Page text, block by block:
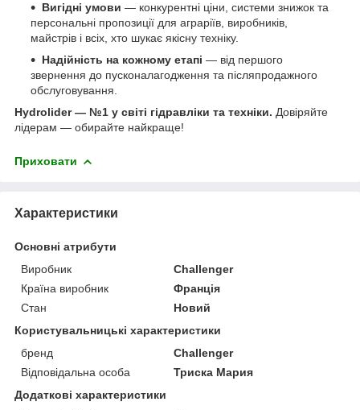
Вигідні умови — конкурентні ціни, системи знижок та
персональні пропозиції для аграріїв, виробників,
майстрів і всіх, хто шукає якісну техніку.
Надійність на кожному етапі — від першого
звернення до пусконалагодження та післяпродажного
обслуговування.
Hydrolider — №1 у світі гідравліки та техніки. Довіряйте
лідерам — обирайте найкраще!
Приховати
Характеристики
Основні атрибути
Виробник
Challenger
Країна виробник
Франція
Стан
Новий
Користувальницькі характеристики
бренд
Challenger
Відповідальна особа
Триска Мария
Додаткові характеристики